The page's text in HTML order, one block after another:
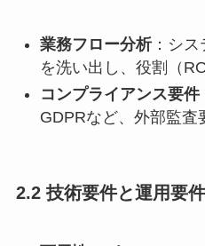
業務フロー分析：シス
を洗い出し、役割（
コンプライアンス要件
GDPRなど、外部監査
2.2 技術要件と運用要